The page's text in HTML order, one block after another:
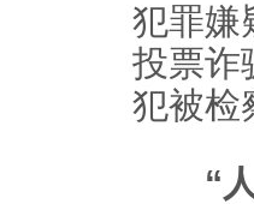
犯罪嫌
投票诈
犯被检
“